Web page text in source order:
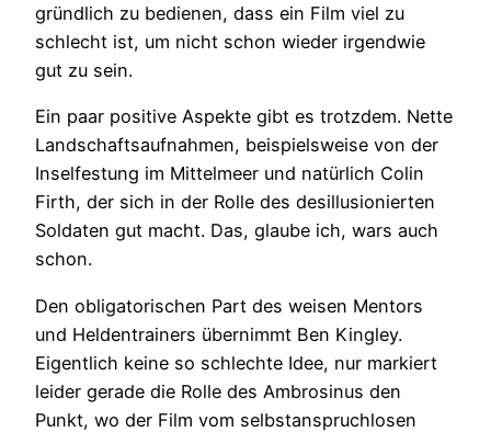
gründlich zu bedienen, dass ein Film viel zu
schlecht ist, um nicht schon wieder irgendwie
gut zu sein.
Ein paar positive Aspekte gibt es trotzdem. Nette
Landschaftsaufnahmen, beispielsweise von der
Inselfestung im Mittelmeer und natürlich Colin
Firth, der sich in der Rolle des desillusionierten
Soldaten gut macht. Das, glaube ich, wars auch
schon.
Den obligatorischen Part des weisen Mentors
und Heldentrainers übernimmt Ben Kingley.
Eigentlich keine so schlechte Idee, nur markiert
leider gerade die Rolle des Ambrosinus den
Punkt, wo der Film vom selbstanspruchlosen